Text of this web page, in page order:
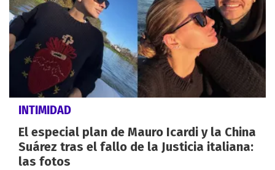
INTIMIDAD
El especial plan de Mauro Icardi y la China
Suárez tras el fallo de la Justicia italiana:
las fotos